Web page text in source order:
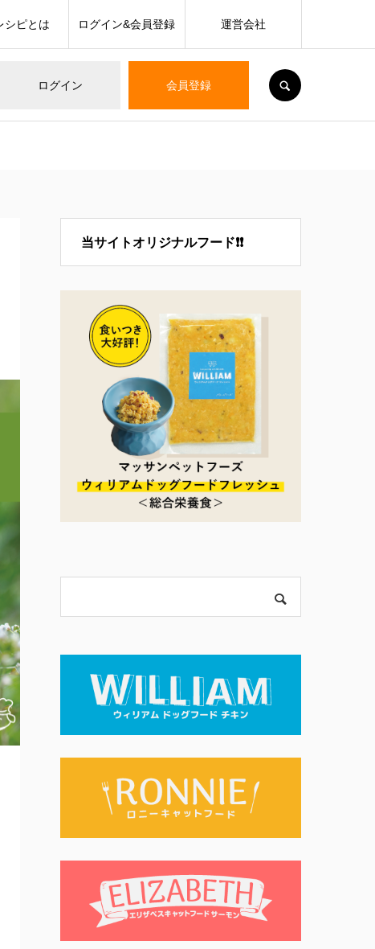
ログイン 会員登録
シピとは ログイン&会員登録 運営会社
当サイトオリジナルフード❗❗